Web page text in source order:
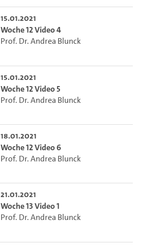
15.01.2021
Woche 12 Video 4
Prof. Dr. Andrea Blunck
15.01.2021
Woche 12 Video 5
Prof. Dr. Andrea Blunck
18.01.2021
Woche 12 Video 6
Prof. Dr. Andrea Blunck
21.01.2021
Woche 13 Video 1
Prof. Dr. Andrea Blunck